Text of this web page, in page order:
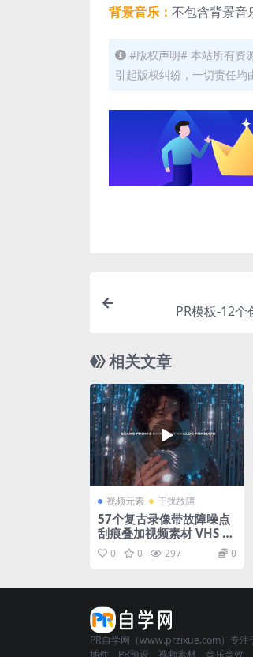
背景音乐： 不包含背景音
#版权声明# 本站所有资
引起版权纠纷，一切责任均
PR模板-12
相关文章
视频元素 干扰故障
57个复古录像带故障噪点
刮痕叠加视频素材 VHS Gl
itches and Overlays Pa
ck 2.0
0 0 297 0
PR自学网（www.przixue.com）专注